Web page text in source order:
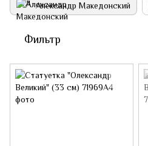
Александр Македонский
Фильтр